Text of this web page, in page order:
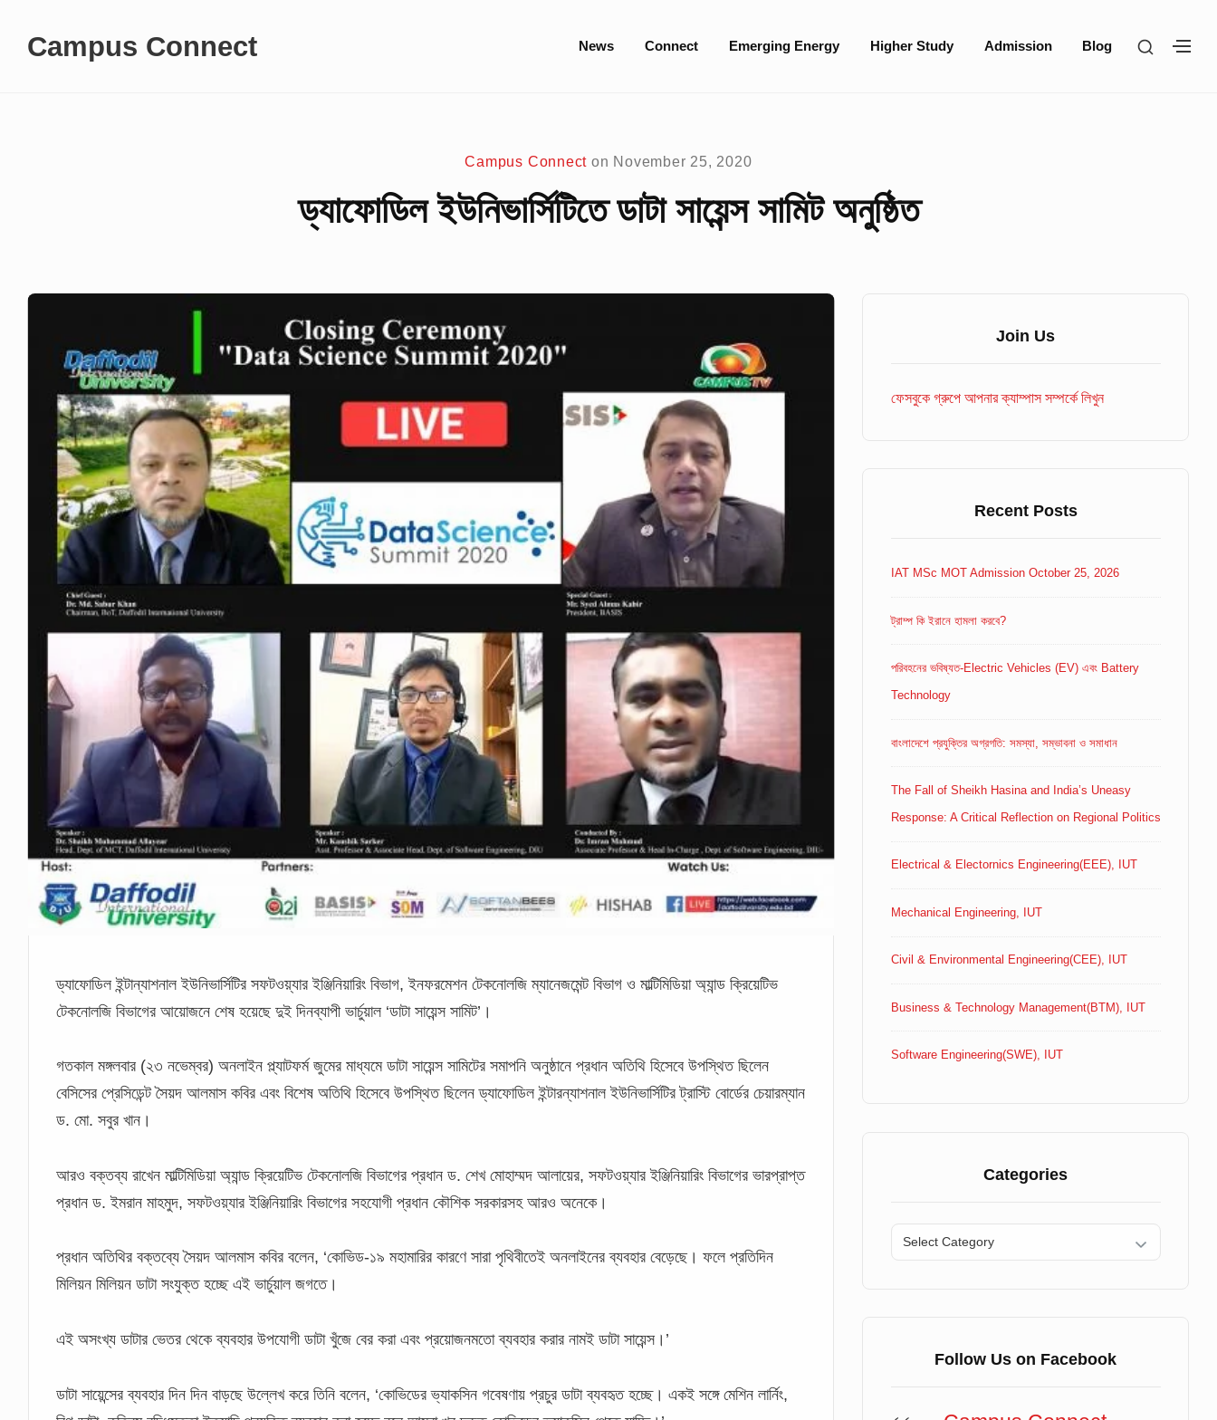
Campus Connect
Site
News Connect Emerging Energy Higher Study Admission Blog
SHOW
Campus Connect on November 25, 2020
ড্যাফোডিল ইউনিভার্সিটিতে ডাটা সায়েন্স সামিট অনুষ্ঠিত
ড্যাফোডিল ইন্টান্যাশনাল ইউনিভার্সিটির সফটওয়্যার ইঞ্জিনিয়ারিং বিভাগ, ইনফরমেশন টেকনোলজি ম্যানেজমেন্ট বিভাগ ও মাল্টিমিডিয়া অ্যান্ড ক্রিয়েটিভ
টেকনোলজি বিভাগের আয়োজনে শেষ হয়েছে দুই দিনব্যাপী ভার্চুয়াল ‘ডাটা সায়েন্স সামিট’।
গতকাল মঙ্গলবার (২৩ নভেম্বর) অনলাইন প্ল্যাটফর্ম জুমের মাধ্যমে ডাটা সায়েন্স সামিটের সমাপনি অনুষ্ঠানে প্রধান অতিথি হিসেবে উপস্থিত ছিলেন
বেসিসের প্রেসিডেন্ট সৈয়দ আলমাস কবির এবং বিশেষ অতিথি হিসেবে উপস্থিত ছিলেন ড্যাফোডিল ইন্টারন্যাশনাল ইউনিভার্সিটির ট্রাস্টি বোর্ডের চেয়ারম্যান
ড. মো. সবুর খান।
আরও বক্তব্য রাখেন মাল্টিমিডিয়া অ্যান্ড ক্রিয়েটিভ টেকনোলজি বিভাগের প্রধান ড. শেখ মোহাম্মদ আলায়ের, সফটওয়্যার ইঞ্জিনিয়ারিং বিভাগের ভারপ্রাপ্ত
প্রধান ড. ইমরান মাহমুদ, সফটওয়্যার ইঞ্জিনিয়ারিং বিভাগের সহযোগী প্রধান কৌশিক সরকারসহ আরও অনেকে।
প্রধান অতিথির বক্তব্যে সৈয়দ আলমাস কবির বলেন, ‘কোভিড-১৯ মহামারির কারণে সারা পৃথিবীতেই অনলাইনের ব্যবহার বেড়েছে। ফলে প্রতিদিন
মিলিয়ন মিলিয়ন ডাটা সংযুক্ত হচ্ছে এই ভার্চুয়াল জগতে।
এই অসংখ্য ডাটার ভেতর থেকে ব্যবহার উপযোগী ডাটা খুঁজে বের করা এবং প্রয়োজনমতো ব্যবহার করার নামই ডাটা সায়েন্স।’
ডাটা সায়েন্সের ব্যবহার দিন দিন বাড়ছে উল্লেখ করে তিনি বলেন, ‘কোভিডের ভ্যাকসিন গবেষণায় প্রচুর ডাটা ব্যবহৃত হচ্ছে। একই সঙ্গে মেশিন লার্নিং,
Join Us
ফেসবুকে গ্রুপে আপনার ক্যাম্পাস সম্পর্কে লিখুন
Recent Posts
IAT MSc MOT Admission October 25, 2026
ট্রাম্প কি ইরানে হামলা করবে?
পরিবহনের ভবিষ্যত-Electric Vehicles (EV) এবং Battery
Technology
বাংলাদেশে প্রযুক্তির অগ্রগতি: সমস্যা, সম্ভাবনা ও সমাধান
The Fall of Sheikh Hasina and India’s Uneasy
Response: A Critical Reflection on Regional Politics
Electrical & Electornics Engineering(EEE), IUT
Mechanical Engineering, IUT
Civil & Environmental Engineering(CEE), IUT
Business & Technology Management(BTM), IUT
Software Engineering(SWE), IUT
Categories
Categories
Follow Us on Facebook